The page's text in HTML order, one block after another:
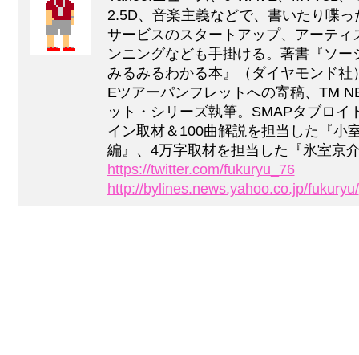
2.5D、音楽主義などで、書いたり喋
サービスのスタートアップ、アーテ
ンニングなども手掛ける。著書『ソ
みるみるわかる本』（ダイヤモンド
Eツアーパンフレットへの寄稿、TM
ット・シリーズ執筆。SMAPタブロイ
イン取材＆100曲解説を担当した『小
編』、4万字取材を担当した『氷室京
https://twitter.com/fukuryu_76
http://bylines.news.yahoo.co.jp/fukuryu/